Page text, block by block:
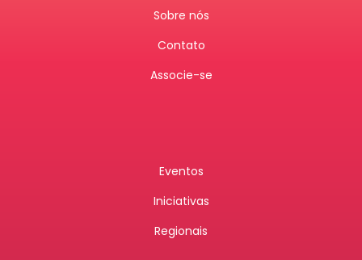
Sobre nós
Contato
Associe-se
Eventos
Iniciativas
Regionais